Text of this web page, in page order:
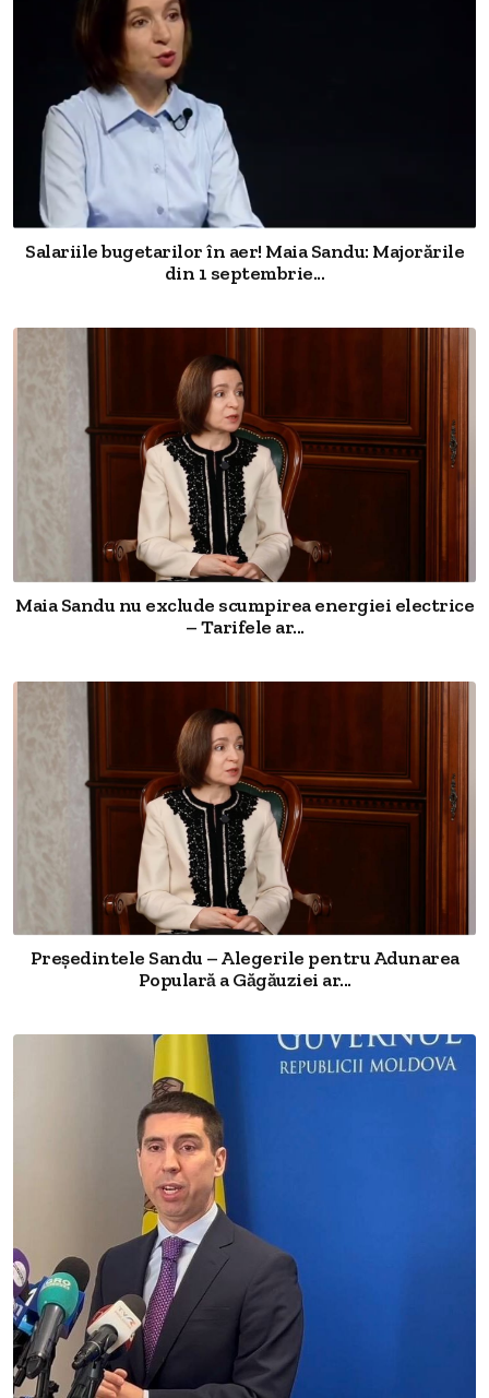
Salariile bugetarilor în aer! Maia Sandu: Majorările
din 1 septembrie...
Maia Sandu nu exclude scumpirea energiei electrice
– Tarifele ar...
Președintele Sandu – Alegerile pentru Adunarea
Populară a Găgăuziei ar...